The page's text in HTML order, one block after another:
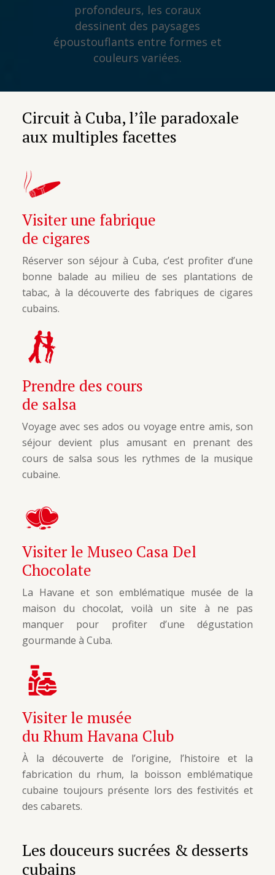
profondeurs, les coraux
dessinent des paysages
époustouflants entre formes et
couleurs variées.
Circuit à Cuba, l’île paradoxale
aux multiples facettes
Visiter une fabrique
de cigares
Réserver son séjour à Cuba, c’est profiter d’une
bonne balade au milieu de ses plantations de
tabac, à la découverte des fabriques de cigares
cubains.
Prendre des cours
de salsa
Voyage avec ses ados ou voyage entre amis, son
séjour devient plus amusant en prenant des
cours de salsa sous les rythmes de la musique
cubaine.
Visiter le Museo Casa Del
Chocolate
La Havane et son emblématique musée de la
maison du chocolat, voilà un site à ne pas
manquer pour profiter d’une dégustation
gourmande à Cuba.
Visiter le musée
du Rhum Havana Club
À la découverte de l’origine, l’histoire et la
fabrication du rhum, la boisson emblématique
cubaine toujours présente lors des festivités et
des cabarets.
Les douceurs sucrées & desserts
cubains